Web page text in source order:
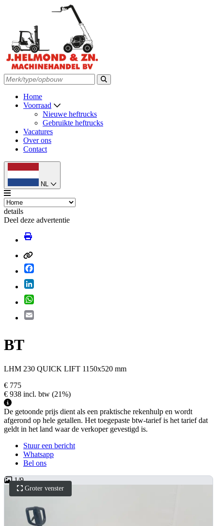
Home
Voorraad
Nieuwe heftrucks
Gebruikte heftrucks
Vacatures
Over ons
Contact
NL
details
Deel deze advertentie
BT
LHM 230 QUICK LIFT 1150x520 mm
€ 775
€ 938 incl. btw (21%)
De getoonde prijs dient als een praktische rekenhulp en wordt
afgerond op hele getallen. Het toegepaste btw-tarief is het tarief dat
geldt in het land waar de verkoper gevestigd is.
Stuur een bericht
Whatsapp
Bel ons
Groter venster
1/9